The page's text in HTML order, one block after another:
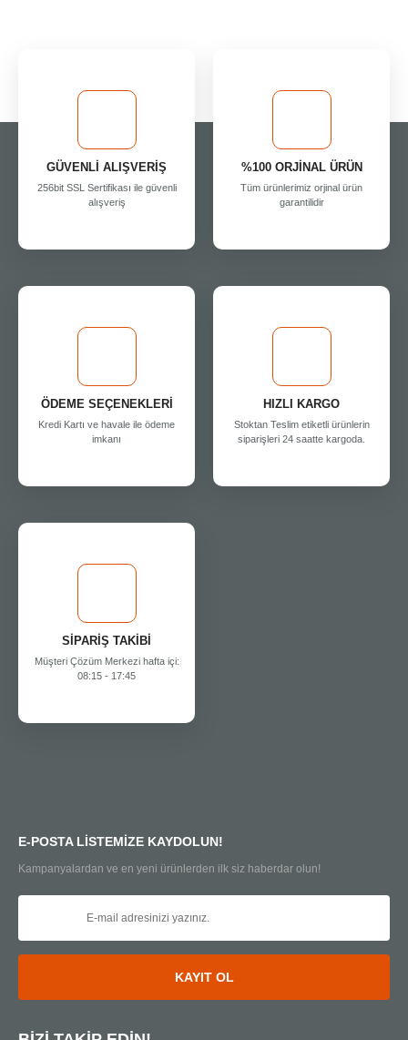
GÜVENLİ ALIŞVERİŞ
256bit SSL Sertifikası ile güvenli
alışveriş
%100 ORJİNAL ÜRÜN
Tüm ürünlerimiz orjinal ürün
garantilidir
ÖDEME SEÇENEKLERİ
Kredi Kartı ve havale ile ödeme
imkanı
HIZLI KARGO
Stoktan Teslim etiketli ürünlerin
siparişleri 24 saatte kargoda.
SİPARİŞ TAKİBİ
Müşteri Çözüm Merkezi hafta içi:
08:15 - 17:45
E-POSTA LİSTEMİZE KAYDOLUN!
Kampanyalardan ve en yeni ürünlerden ilk siz haberdar olun!
KAYIT OL